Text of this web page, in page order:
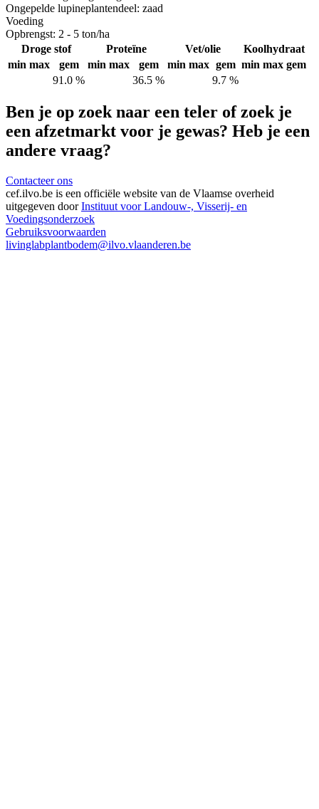
Ongepelde lupineplantendeel: zaad
Voeding
Opbrengst: 2 - 5 ton/ha
Droge stof
Proteïne Vet/olie
Koolhydraat
min max gem min max gem min max gem min max gem
91.0 %
36.5 % 9.7 %
Ben je op zoek naar een teler of zoek je
een afzetmarkt voor je gewas? Heb je een
andere vraag?
Contacteer ons
cef.ilvo.be is een officiële website van de Vlaamse overheid
uitgegeven doorInstituut voor Landouw-, Visserij- en
Voedingsonderzoek
Gebruiksvoorwaarden
livinglabplantbodem@ilvo.vlaanderen.be